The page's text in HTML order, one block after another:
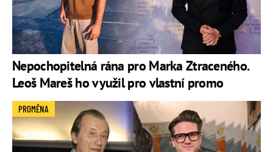
Nepochopitelná rána pro Marka Ztraceného.
Leoš Mareš ho využil pro vlastní promo
PROMĚNA